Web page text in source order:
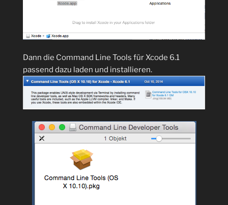
Dann die Command Line Tools für Xcode 6.1
passend dazu laden und installieren.